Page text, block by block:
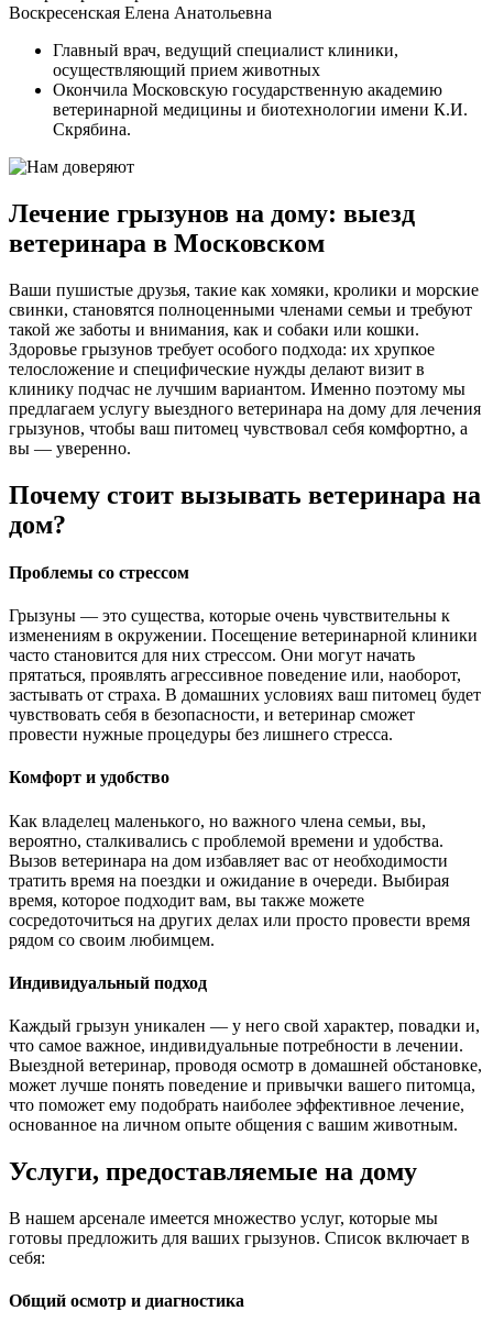
Воскресенская Елена Анатольевна
Главный врач, ведущий специалист клиники,
осуществляющий прием животных
Окончила Московскую государственную академию
ветеринарной медицины и биотехнологии имени К.И.
Скрябина.
Лечение грызунов на дому: выезд
ветеринара в Московском
Ваши пушистые друзья, такие как хомяки, кролики и морские
свинки, становятся полноценными членами семьи и требуют
такой же заботы и внимания, как и собаки или кошки.
Здоровье грызунов требует особого подхода: их хрупкое
телосложение и специфические нужды делают визит в
клинику подчас не лучшим вариантом. Именно поэтому мы
предлагаем услугу выездного ветеринара на дому для лечения
грызунов, чтобы ваш питомец чувствовал себя комфортно, а
вы — уверенно.
Почему стоит вызывать ветеринара на
дом?
Проблемы со стрессом
Грызуны — это существа, которые очень чувствительны к
изменениям в окружении. Посещение ветеринарной клиники
часто становится для них стрессом. Они могут начать
прятаться, проявлять агрессивное поведение или, наоборот,
застывать от страха. В домашних условиях ваш питомец будет
чувствовать себя в безопасности, и ветеринар сможет
провести нужные процедуры без лишнего стресса.
Комфорт и удобство
Как владелец маленького, но важного члена семьи, вы,
вероятно, сталкивались с проблемой времени и удобства.
Вызов ветеринара на дом избавляет вас от необходимости
тратить время на поездки и ожидание в очереди. Выбирая
время, которое подходит вам, вы также можете
сосредоточиться на других делах или просто провести время
рядом со своим любимцем.
Индивидуальный подход
Каждый грызун уникален — у него свой характер, повадки и,
что самое важное, индивидуальные потребности в лечении.
Выездной ветеринар, проводя осмотр в домашней обстановке,
может лучше понять поведение и привычки вашего питомца,
что поможет ему подобрать наиболее эффективное лечение,
основанное на личном опыте общения с вашим животным.
Услуги, предоставляемые на дому
В нашем арсенале имеется множество услуг, которые мы
готовы предложить для ваших грызунов. Список включает в
себя:
Общий осмотр и диагностика